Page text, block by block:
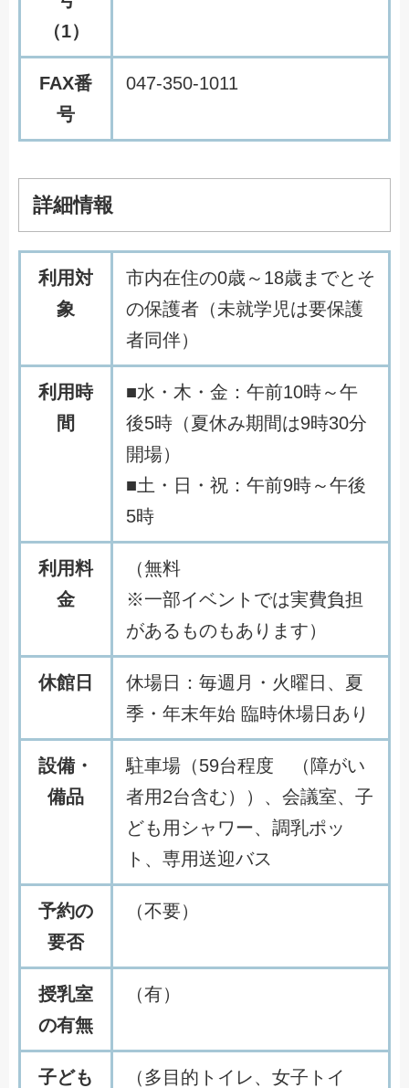
（1）
FAX番
号
047-350-1011
詳細情報
利用対
象
市内在住の0歳～18歳までとそ
の保護者（未就学児は要保護
者同伴）
利用時
間
■水・木・金：午前10時～午
後5時（夏休み期間は9時30分
開場）
■土・日・祝：午前9時～午後
5時
利用料
金
（無料
※一部イベントでは実費負担
があるものもあります）
休館日
休場日：毎週月・火曜日、夏
季・年末年始 臨時休場日あり
設備・
備品
駐車場（59台程度 （障がい
者用2台含む））、会議室、子
ども用シャワー、調乳ポッ
ト、専用送迎バス
予約の
要否
（不要）
授乳室
の有無
（有）
子ども
（多目的トイレ、女子トイ